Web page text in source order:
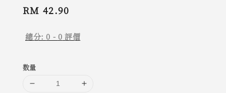
Regular
RM 42.90
總分:0 - 0 評價
数量